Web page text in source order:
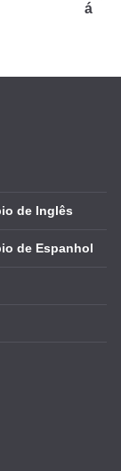
á
de Inglês
de Espanhol